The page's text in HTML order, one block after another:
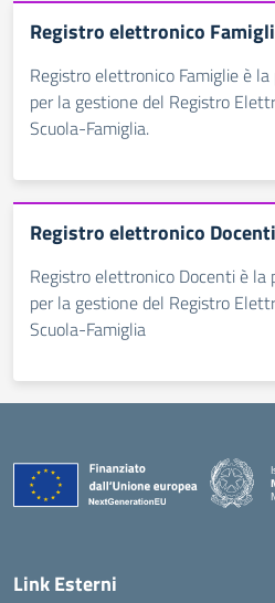
Registro elettronico
Registro elettronico Famiglie è
per la gestione del Registro
Scuola-Famiglia.
Registro elettronico Docenti
Registro elettronico Docenti è la
per la gestione del Registro
Scuola-Famiglia
Link Esterni